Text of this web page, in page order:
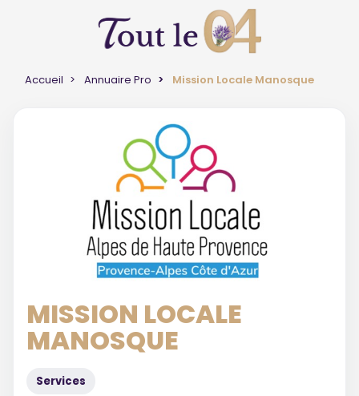
Accueil Annuaire Pro Mission Locale Manosque
MISSION LOCALE
MANOSQUE
Services